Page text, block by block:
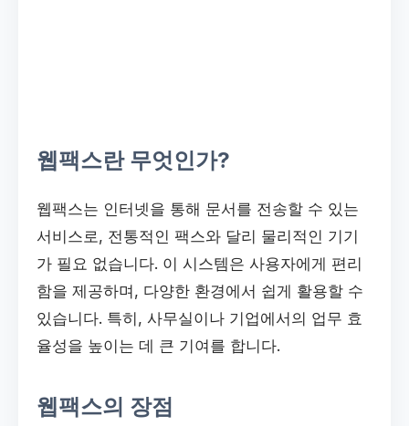
웹팩스란 무엇인가?
웹팩스는 인터넷을 통해 문서를 전송할 수 있는
서비스로, 전통적인 팩스와 달리 물리적인 기기
가 필요 없습니다. 이 시스템은 사용자에게 편리
함을 제공하며, 다양한 환경에서 쉽게 활용할 수
있습니다. 특히, 사무실이나 기업에서의 업무 효
율성을 높이는 데 큰 기여를 합니다.
웹팩스의 장점